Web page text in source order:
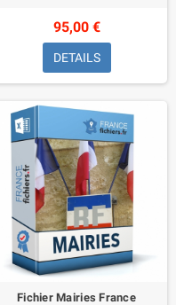
95,00 €
DETAILS
Fichier Mairies France